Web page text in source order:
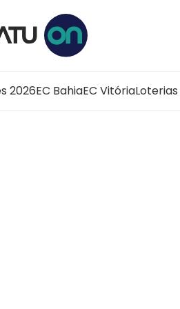
2026EC BahiaEC VitóriaLoterias